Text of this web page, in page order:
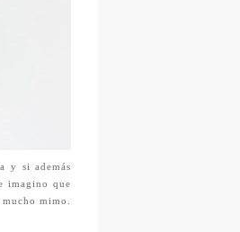
y si además
imagino que
mimo.